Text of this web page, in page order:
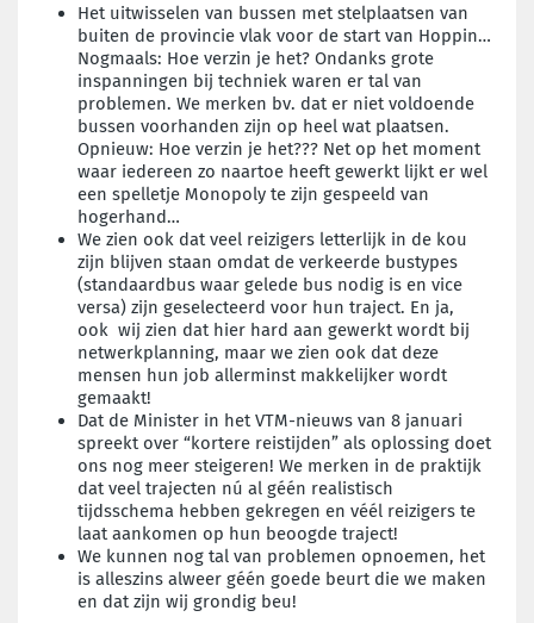
Het uitwisselen van bussen met stelplaatsen van
buiten de provincie vlak voor de start van Hoppin…
Nogmaals: Hoe verzin je het? Ondanks grote
inspanningen bij techniek waren er tal van
problemen. We merken bv. dat er niet voldoende
bussen voorhanden zijn op heel wat plaatsen.
Opnieuw: Hoe verzin je het??? Net op het moment
waar iedereen zo naartoe heeft gewerkt lijkt er wel
een spelletje Monopoly te zijn gespeeld van
hogerhand…
We zien ook dat veel reizigers letterlijk in de kou
zijn blijven staan omdat de verkeerde bustypes
(standaardbus waar gelede bus nodig is en vice
versa) zijn geselecteerd voor hun traject. En ja,
ook wij zien dat hier hard aan gewerkt wordt bij
netwerkplanning, maar we zien ook dat deze
mensen hun job allerminst makkelijker wordt
gemaakt!
Dat de Minister in het VTM-nieuws van 8 januari
spreekt over “kortere reistijden” als oplossing doet
ons nog meer steigeren! We merken in de praktijk
dat veel trajecten nú al géén realistisch
tijdsschema hebben gekregen en véél reizigers te
laat aankomen op hun beoogde traject!
We kunnen nog tal van problemen opnoemen, het
is alleszins alweer géén goede beurt die we maken
en dat zijn wij grondig beu!